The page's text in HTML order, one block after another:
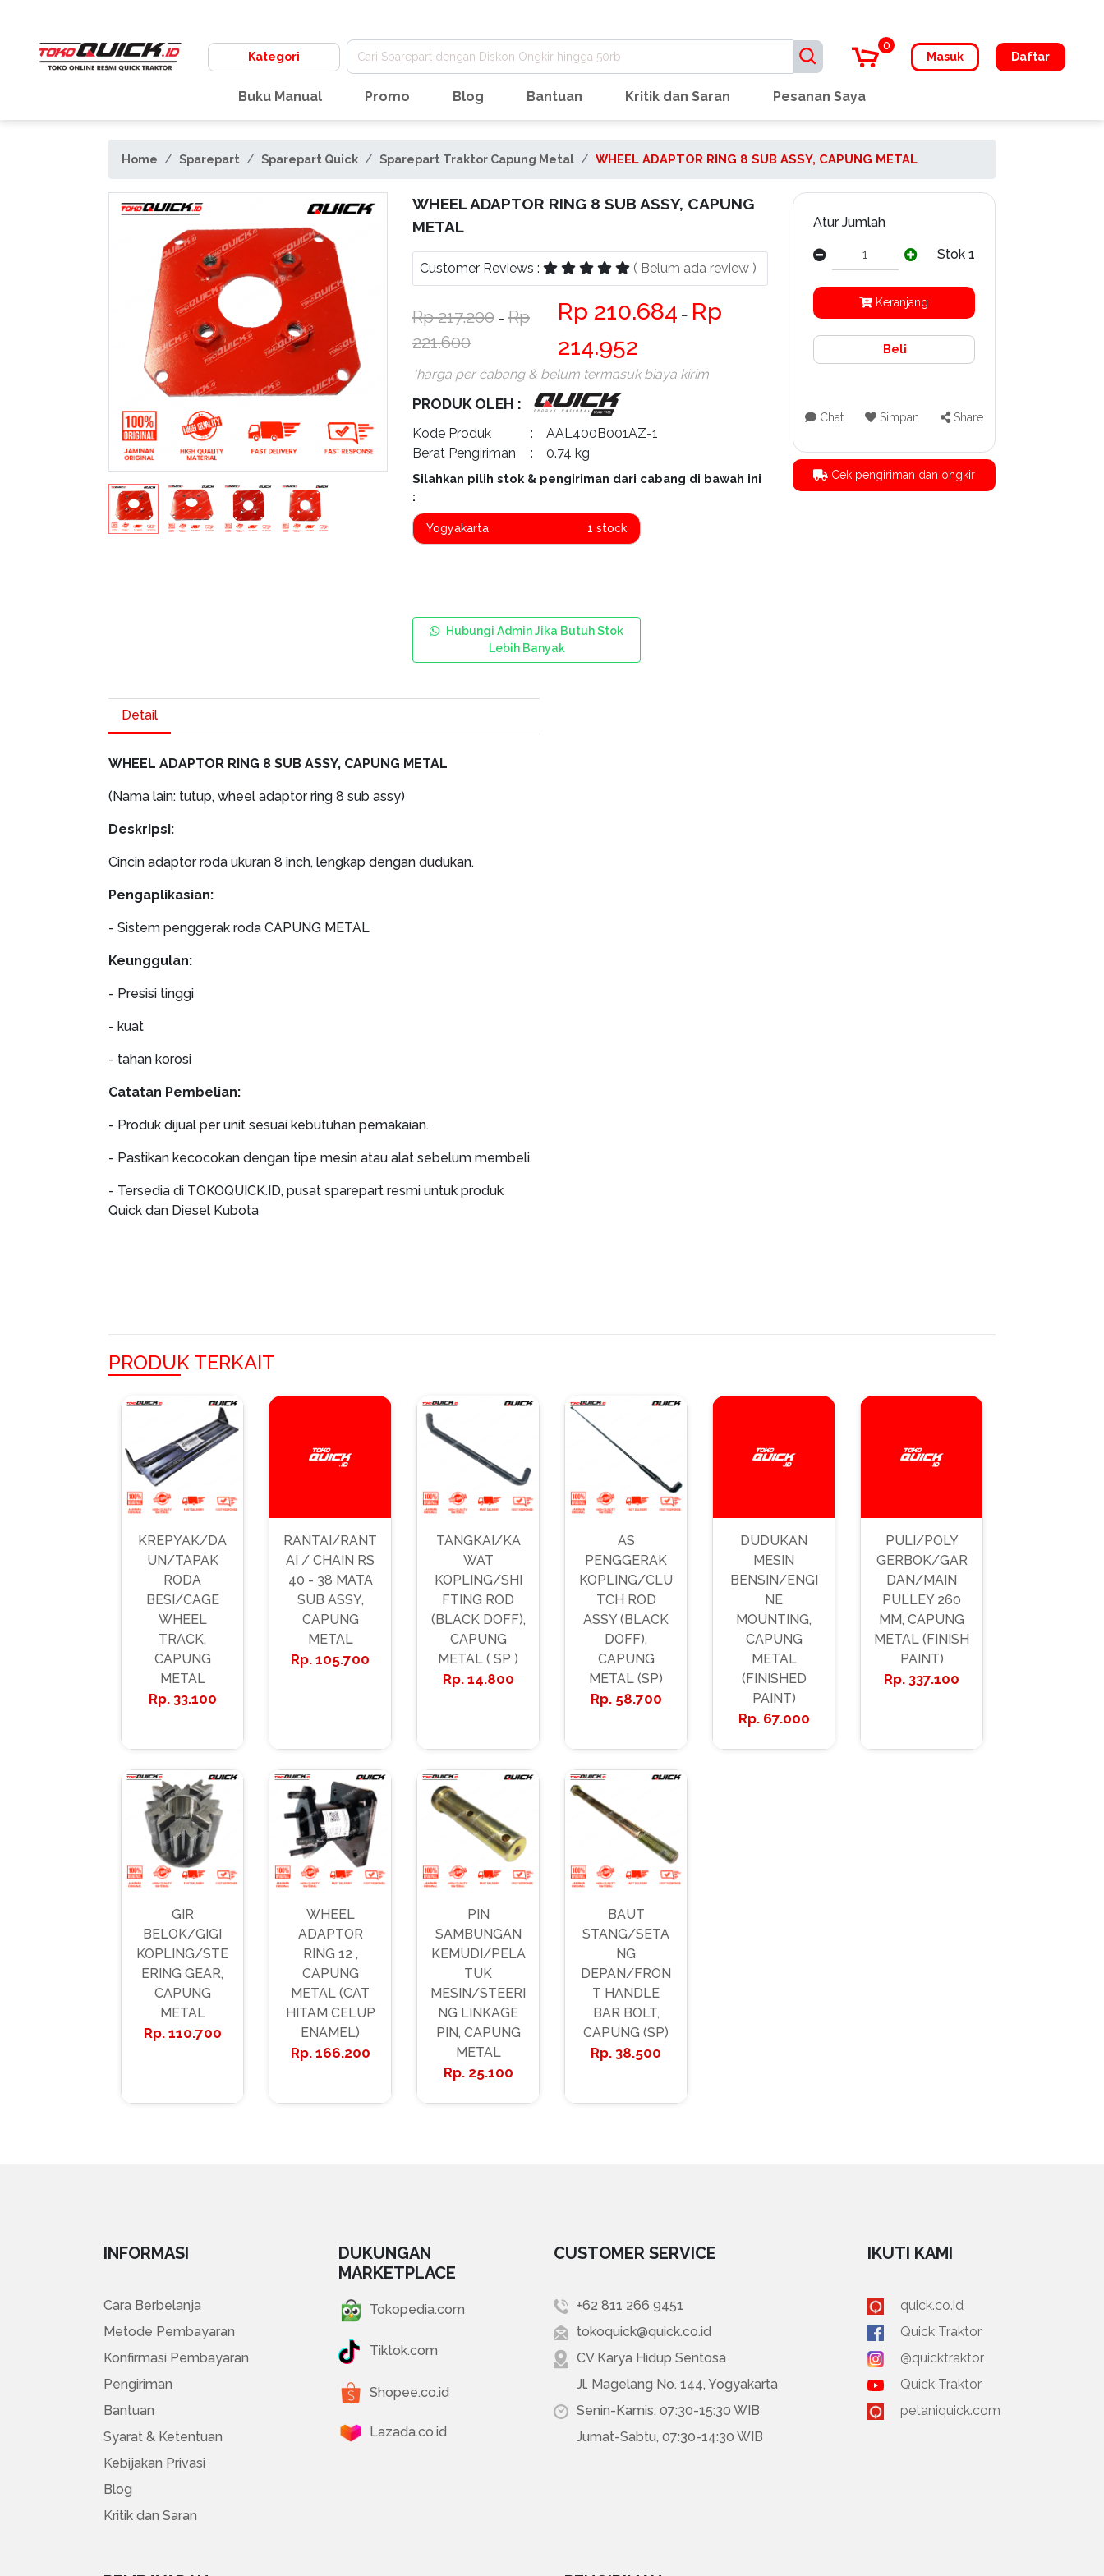
Kategori
0
Masuk
Daftar
Buku Manual Promo Blog Bantuan Kritik dan Saran Pesanan Saya
Home Sparepart Sparepart Quick Sparepart Traktor Capung Metal WHEEL ADAPTOR RING 8 SUB ASSY, CAPUNG METAL
WHEEL ADAPTOR RING 8 SUB ASSY, CAPUNG
METAL
Customer Reviews : ( Belum ada review )
217.200 −
221.600
210.684 −
214.952
*harga per cabang & belum termasuk biaya kirim
PRODUK OLEH :
Kode Produk
: AAL400B001AZ-1
Berat Pengiriman
: 0.74 kg
Silahkan pilih stok & pengiriman dari cabang di bawah ini
:
Yogyakarta 1 stock
Hubungi Admin Jika Butuh Stok
Lebih Banyak
Atur Jumlah
Stok 1
Keranjang
Beli
Chat Simpan Share
Cek pengiriman dan ongkir
Detail
WHEEL ADAPTOR RING 8 SUB ASSY, CAPUNG METAL
(Nama lain: tutup, wheel adaptor ring 8 sub assy)
Deskripsi:
Cincin adaptor roda ukuran 8 inch, lengkap dengan dudukan.
Pengaplikasian:
- Sistem penggerak roda CAPUNG METAL
Keunggulan:
- Presisi tinggi
- kuat
- tahan korosi
Catatan Pembelian:
- Produk dijual per unit sesuai kebutuhan pemakaian.
- Pastikan kecocokan dengan tipe mesin atau alat sebelum membeli.
- Tersedia di TOKOQUICK.ID, pusat sparepart resmi untuk produk
Quick dan Diesel Kubota
PRODUK TERKAIT
KREPYAK/DA
UN/TAPAK
RODA
BESI/CAGE
WHEEL
TRACK,
CAPUNG
METAL
33.100
RANTAI/RANT
AI / CHAIN RS
40 - 38 MATA
SUB ASSY,
CAPUNG
METAL
105.700
TANGKAI/KA
WAT
KOPLING/SHI
FTING ROD
(BLACK DOFF),
CAPUNG
METAL ( SP )
14.800
AS
PENGGERAK
KOPLING/CLU
TCH ROD
ASSY (BLACK
DOFF),
CAPUNG
METAL (SP)
58.700
DUDUKAN
MESIN
BENSIN/ENGI
NE
MOUNTING,
CAPUNG
METAL
(FINISHED
PAINT)
67.000
PULI/POLY
GERBOK/GAR
DAN/MAIN
PULLEY 260
MM, CAPUNG
METAL (FINISH
PAINT)
337.100
GIR
BELOK/GIGI
KOPLING/STE
ERING GEAR,
CAPUNG
METAL
110.700
WHEEL
ADAPTOR
RING 12 ,
CAPUNG
METAL (CAT
HITAM CELUP
ENAMEL)
166.200
PIN
SAMBUNGAN
KEMUDI/PELA
TUK
MESIN/STEERI
NG LINKAGE
PIN, CAPUNG
METAL
25.100
BAUT
STANG/SETA
NG
DEPAN/FRON
T HANDLE
BAR BOLT,
CAPUNG (SP)
38.500
INFORMASI
Cara Berbelanja
Metode Pembayaran
Konfirmasi Pembayaran
Pengiriman
Bantuan
Syarat & Ketentuan
Kebijakan Privasi
Blog
Kritik dan Saran
DUKUNGAN
MARKETPLACE
Tokopedia.com
Tiktok.com
Shopee.co.id
Lazada.co.id
CUSTOMER SERVICE
+62 811 266 9451
tokoquick@quick.co.id
CV Karya Hidup Sentosa
Jl. Magelang No. 144, Yogyakarta
Senin-Kamis, 07:30-15:30 WIB
Jumat-Sabtu, 07:30-14:30 WIB
IKUTI KAMI
quick.co.id
Quick Traktor
@quicktraktor
Quick Traktor
petaniquick.com